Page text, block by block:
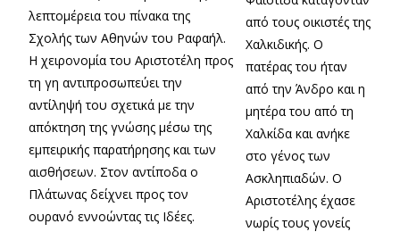
λεπτομέρεια του πίνακα της
Σχολής των Αθηνών του Ραφαήλ.
Η χειρονομία του Αριστοτέλη προς
τη γη αντιπροσωπεύει την
αντίληψή του σχετικά με την
απόκτηση της γνώσης μέσω της
εμπειρικής παρατήρησης και των
αισθήσεων. Στον αντίποδα ο
Πλάτωνας δείχνει προς τον
ουρανό εννοώντας τις Ιδέες.
από τους οικιστές της
Χαλκιδικής. Ο
πατέρας του ήταν
από την Άνδρο και η
μητέρα του από τη
Χαλκίδα και ανήκε
στο γένος των
Ασκληπιαδών. Ο
Αριστοτέλης έχασε
νωρίς τους γονείς